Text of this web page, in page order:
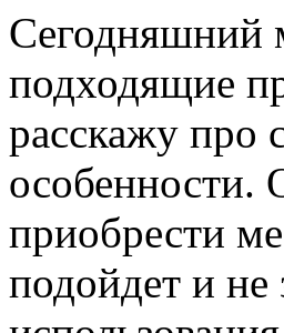
Сегодняшний
подходящие
расскажу про
особенности.
приобрести
подойдет и не